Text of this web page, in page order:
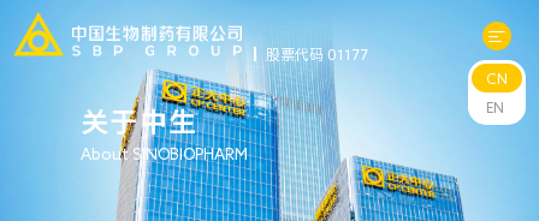
股票代码 01177
CN
EN
关于中生
About SINOBIOPHARM